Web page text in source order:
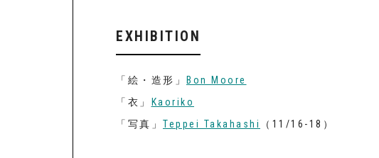
EXHIBITION
「絵・造形」 Bon Moore
「衣」 Kaoriko
「写真」 Teppei Takahashi （11/16-18）